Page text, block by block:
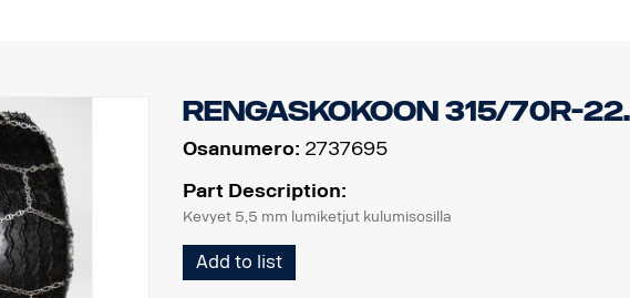
Rengaskokoon 315/70R-
Osanumero: 2737695
Part Description:
Kevyet 5,5 mm lumiketjut kulumisosilla
Add to list